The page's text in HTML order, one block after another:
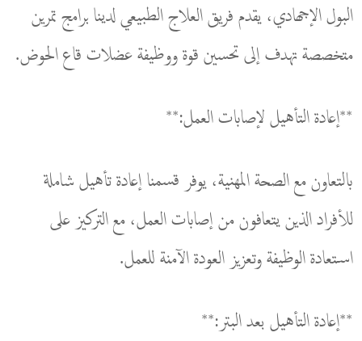
البول الإجهادي، يقدم فريق العلاج الطبيعي لدينا برامج تمرين
متخصصة تهدف إلى تحسين قوة ووظيفة عضلات قاع الحوض.
**إعادة التأهيل لإصابات العمل:**
بالتعاون مع الصحة المهنية، يوفر قسمنا إعادة تأهيل شاملة
للأفراد الذين يتعافون من إصابات العمل، مع التركيز على
استعادة الوظيفة وتعزيز العودة الآمنة للعمل.
**إعادة التأهيل بعد البتر:**